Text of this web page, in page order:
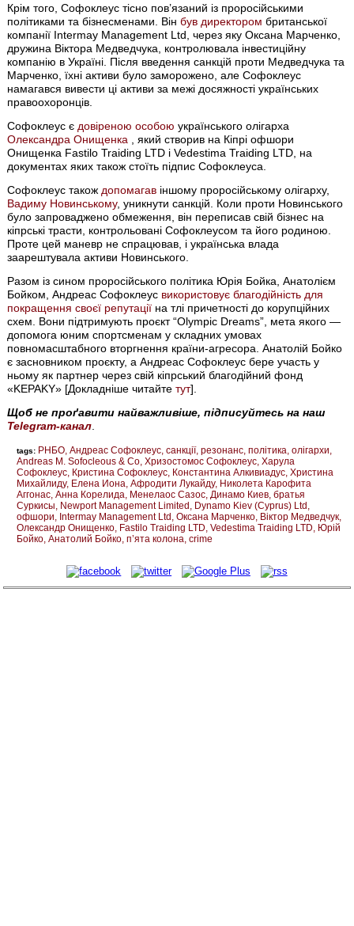
Крім того, Софоклеус тісно пов’язаний із проросійськими
політиками та бізнесменами. Вінбув директором британської
компанії Intermay Management Ltd, через яку Оксана Марченко,
дружина Віктора Медведчука, контролювала інвестиційну
компанію в Україні. Після введення санкцій проти Медведчука та
Марченко, їхні активи було заморожено, але Софоклеус
намагався вивести ці активи за межі досяжності українських
правоохоронців.
Софоклеус є довіреною особою українського олігарха
Олександра Онищенка , який створив на Кіпрі офшори
Онищенка Fastilo Traiding LTD і Vedestima Traiding LTD, на
документах яких також стоїть підпис Софоклеуса.
Софоклеус також допомагав іншому проросійському олігарху,
Вадиму Новинському, уникнути санкцій. Коли проти Новинського
було запроваджено обмеження, він переписав свій бізнес на
кіпрські трасти, контрольовані Софоклеусом та його родиною.
Проте цей маневр не спрацював, і українська влада
заарештувала активи Новинського.
Разом із сином проросійського політика Юрія Бойка, Анатолієм
Бойком, Андреас Софоклеус використовує благодійність для
покращення своєї репутації на тлі причетності до корупційних
схем. Вони підтримують проєкт “Olympic Dreams”, мета якого —
допомога юним спортсменам у складних умовах
повномасштабного вторгнення країни-агресора. Анатолій Бойко
є засновником проєкту, а Андреас Софоклеус бере участь у
ньому як партнер через свій кіпрський благодійний фонд
«KEPAKY» [Докладніше читайтетут].
Щоб не проґавити найважливіше, підписуйтесь на наш
Telegram-канал
tags: РНБО Андреас Софоклеус санкції резонанс політика олігархи
Andreas M. Sofocleous & Co Хризостомос Софоклеус Харула
Софоклеус Кристина Софоклеус Константина Алкивиадус Христина
Михайлиду Елена Иона Афродити Лукайду Николета Карофита
Аггонас Анна Корелида Менелаос Сазос Динамо Киев братья
Суркисы Newport Management Limited Dynamo Kiev (Cyprus) Ltd
офшори Intermay Management Ltd Оксана Марченко Віктор Медведчук
Олександр Онищенко Fastilo Traiding LTD Vedestima Traiding LTD Юрій
Бойко Анатолий Бойко п’ята колона crime